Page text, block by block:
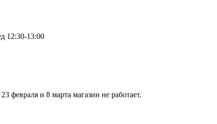
12:30-13:00
февраля и 8 марта магазин не работает.